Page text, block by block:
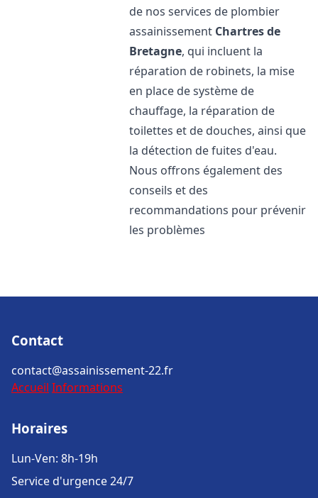
de nos services de plombier
assainissement Chartres de
Bretagne, qui incluent la
réparation de robinets, la mise
en place de système de
chauffage, la réparation de
toilettes et de douches, ainsi que
la détection de fuites d'eau.
Nous offrons également des
conseils et des
recommandations pour prévenir
les problèmes
Contact
contact@assainissement-22.fr
Accueil Informations
Horaires
Lun-Ven: 8h-19h
Service d'urgence 24/7